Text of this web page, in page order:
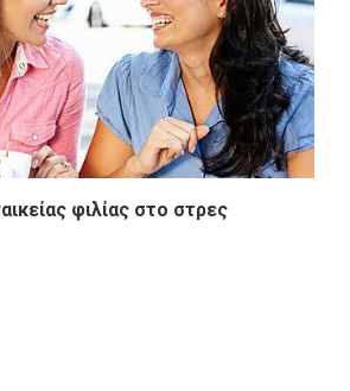
φιλίας στο στρες